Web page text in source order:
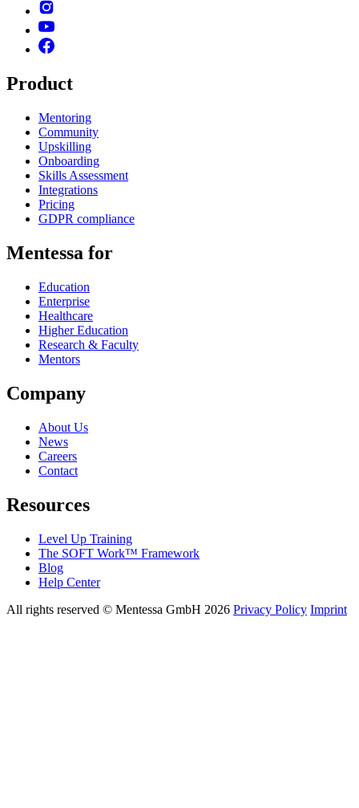
Product
Mentoring
Community
Upskilling
Onboarding
Skills Assessment
Integrations
Pricing
GDPR compliance
Mentessa for
Education
Enterprise
Healthcare
Higher Education
Research & Faculty
Mentors
Company
About Us
News
Careers
Contact
Resources
Level Up Training
The SOFT Work™ Framework
Blog
Help Center
All rights reserved © Mentessa GmbH 2026 Privacy Policy Imprint